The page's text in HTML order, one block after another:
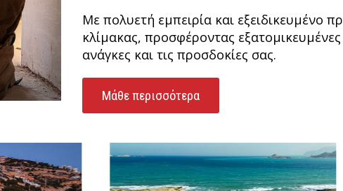
Με πολυετή εμπειρία και εξειδικευμένο
κλίμακας, προσφέροντας
ανάγκες και τις προσδοκίες σας.​
Μάθε περισσότερα